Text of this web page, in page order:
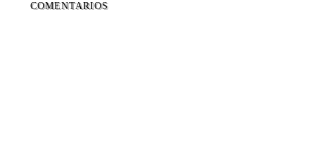
COMENTARIOS